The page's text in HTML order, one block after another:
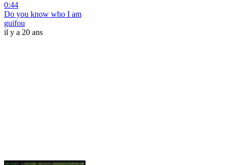
0:44
Do you know who I am
guifou
il y a 20 ans